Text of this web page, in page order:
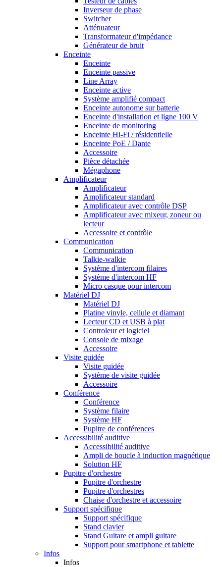
Inverseur de phase
Switcher
Atténuateur
Transformateur d'impédance
Générateur de bruit
Enceinte
Enceinte
Enceinte passive
Line Array
Enceinte active
Système amplifié compact
Enceinte autonome sur batterie
Enceinte d'installation et ligne 100 V
Enceinte de monitoring
Enceinte Hi-Fi / résidentielle
Enceinte PoE / Dante
Accessoire
Pièce détachée
Mégaphone
Amplificateur
Amplificateur
Amplificateur standard
Amplificateur avec contrôle DSP
Amplificateur avec mixeur, zoneur ou
lecteur
Accessoire et contrôle
Communication
Communication
Talkie-walkie
Système d'intercom filaires
Système d'intercom HF
Micro casque pour intercom
Matériel DJ
Matériel DJ
Platine vinyle, cellule et diamant
Lecteur CD et USB à plat
Controleur et logiciel
Console de mixage
Accessoire
Visite guidée
Visite guidée
Système de visite guidée
Accessoire
Conférence
Conférence
Système filaire
Système HF
Pupitre de conférences
Accessibilité auditive
Accessibilité auditive
Ampli de boucle à induction magnétique
Solution HF
Pupitre d'orchestre
Pupitre d'orchestre
Pupitre d'orchestres
Chaise d'orchestre et accessoire
Support spécifique
Support spécifique
Stand clavier
Stand Guitare et ampli guitare
Support pour smartphone et tablette
Infos
Infos